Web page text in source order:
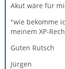
Akut wäre für
"wie bekomme
meinem XP-
Guten Rutsch
Jürgen